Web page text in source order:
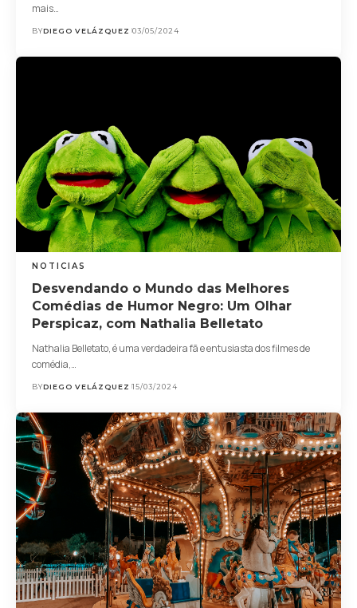
mais…
BYDIEGO VELÁZQUEZ 03/05/2024
NOTICIAS
Desvendando o Mundo das Melhores
Comédias de Humor Negro: Um Olhar
Perspicaz, com Nathalia Belletato
Nathalia Belletato, é uma verdadeira fã e entusiasta dos filmes de
comédia,…
BYDIEGO VELÁZQUEZ 15/03/2024